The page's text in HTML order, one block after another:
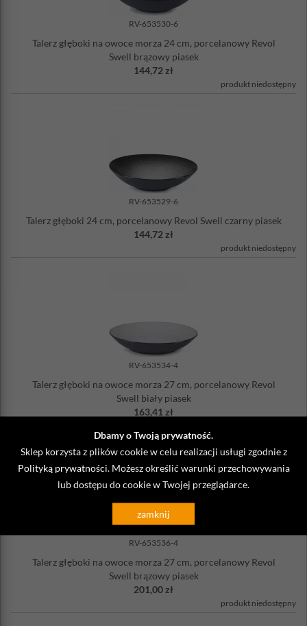
Dbamy o Twoją prywatność.
Sklep korzysta z plików cookie w celu realizacji usługi zgodnie z
Polityką prywatności. Możesz określić warunki przechowywania
lub dostępu do cookie w Twojej przeglądarce.
zamknij
RV-653530-6
Talerz głęboki na owoce morza 24 cm, porcelanowy Revol
Swell brązowy piasek
144,72 zł
produkt niedostępny
RV-653529-6
Talerz głęboki 24 cm, porcelanowy Revol Swell czarny piasek
144,72 zł
produkt niedostępny
RV-653534-4
Talerz głęboki na owoce morza 27 cm, porcelanowy Revol
Swell biały piasek
163,41 zł
RV-653536-4
Talerz głęboki na owoce morza 27 cm, porcelanowy Revol
Swell brązowy piasek
201,00 zł
produkt niedostępny